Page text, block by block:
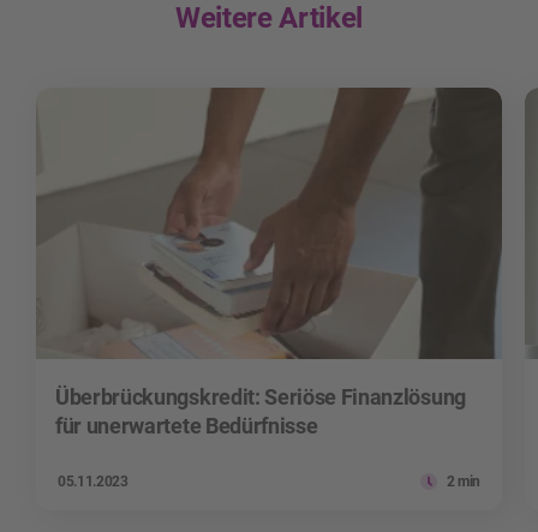
Weitere Artikel
Überbrückungskredit: Seriöse Finanzlösung
für unerwartete Bedürfnisse
05.11.2023 2 min